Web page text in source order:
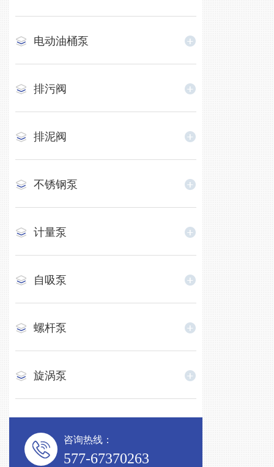
电动油桶泵
排污阀
排泥阀
不锈钢泵
计量泵
自吸泵
螺杆泵
旋涡泵
咨询热线：
577-67370263